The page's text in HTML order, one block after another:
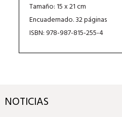
Tamaño: 15 x 21 cm
Encuadernado. 32 páginas
ISBN: 978-987-815-255-4
NOTICIAS